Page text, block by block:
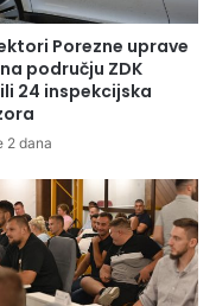
, Paklenik hotel i
Službi za
kupaca:
Porezne uprave
na području ZDK
24 inspekcijska
2 dana